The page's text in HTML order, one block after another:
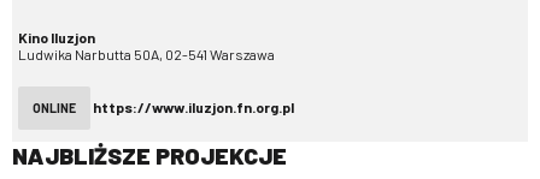
Kino Iluzjon
Ludwika Narbutta 50A, 02-541 Warszawa
ONLINE https://www.iluzjon.fn.org.pl
NAJBLIŻSZE PROJEKCJE